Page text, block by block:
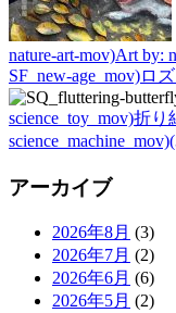
nature-art-mov)Art by:
SF_new-age_mov)ロ
science_toy_mov)折
アーカイブ
2026年8月 (3)
2026年7月 (2)
2026年6月 (6)
2026年5月 (2)